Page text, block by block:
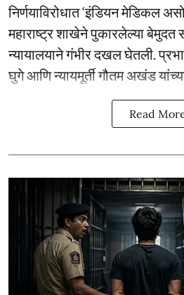
निर्णयाविरोधात ‘इंडियन मेडिकल
महाराष्ट्र शाखेने पुकारलेल्या बेमुदत
न्यायालयाने गंभीर दखल घेतली.
घुगे आणि न्यायमूर्ती गौतम अखंड
Read